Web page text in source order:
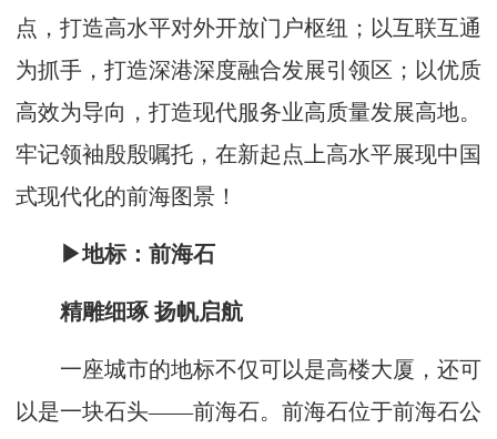
点，打造高水平对外开放门户枢纽；以互联互通
为抓手，打造深港深度融合发展引领区；以优质
高效为导向，打造现代服务业高质量发展高地。
牢记领袖殷殷嘱托，在新起点上高水平展现中国
式现代化的前海图景！
▶地标：前海石
精雕细琢 扬帆启航
一座城市的地标不仅可以是高楼大厦，还可
以是一块石头——前海石。前海石位于前海石公